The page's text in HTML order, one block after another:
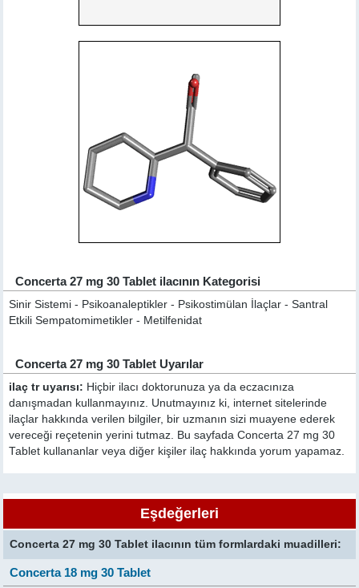
Concerta 27 mg 30 Tablet ilacının Kategorisi
Sinir Sistemi - Psikoanaleptikler - Psikostimülan İlaçlar - Santral
Etkili Sempatomimetikler - Metilfenidat
Concerta 27 mg 30 Tablet Uyarılar
ilaç tr uyarısı: Hiçbir ilacı doktorunuza ya da eczacınıza
danışmadan kullanmayınız. Unutmayınız ki, internet sitelerinde
ilaçlar hakkında verilen bilgiler, bir uzmanın sizi muayene ederek
vereceği reçetenin yerini tutmaz. Bu sayfada Concerta 27 mg 30
Tablet kullananlar veya diğer kişiler ilaç hakkında yorum yapamaz.
Eşdeğerleri
Concerta 27 mg 30 Tablet ilacının tüm formlardaki muadilleri:
Concerta 18 mg 30 Tablet